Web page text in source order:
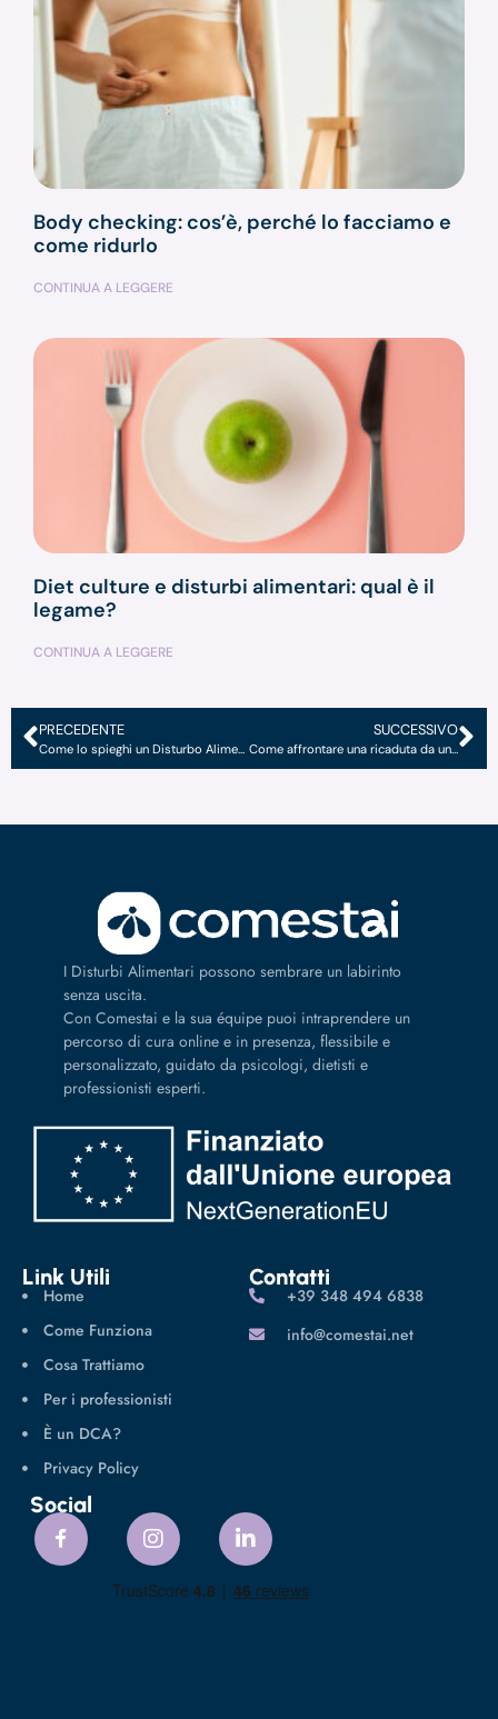
Body checking: cos’è, perché lo facciamo e
come ridurlo
CONTINUA A LEGGERE
Diet culture e disturbi alimentari: qual è il
legame?
CONTINUA A LEGGERE
PRECEDENTE
Come lo spieghi un Disturbo Alimentare?
SUCCESSIVO
Come affrontare una ricaduta da un Disturbo Alimentare
I Disturbi Alimentari possono sembrare un labirinto
senza uscita.
Con Comestai e la sua équipe puoi intraprendere un
percorso di cura online e in presenza, flessibile e
personalizzato, guidato da psicologi, dietisti e
professionisti esperti.
Link Utili
Home
Come Funziona
Cosa Trattiamo
Per i professionisti
È un DCA?
Privacy Policy
Contatti
‪+39 348 494 6838
info@comestai.net
Social